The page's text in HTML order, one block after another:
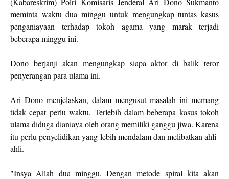
meminta waktu dua minggu untuk mengungkap tuntas kasus
penganiayaan terhadap tokoh agama yang marak terjadi
beberapa minggu ini.
Dono berjanji akan mengungkap siapa aktor di balik teror
penyerangan para ulama ini.
Ari Dono menjelaskan, dalam mengusut masalah ini memang
tidak cepat perlu waktu. Terlebih dalam beberapa kasus tokoh
ulama diduga dianiaya oleh orang memiliki ganggu jiwa. Karena
itu perlu penyelidikan yang lebih mendalam dan melibatkan ahli-
ahli.
"Insya Allah dua minggu. Dengan metode spiral kita akan